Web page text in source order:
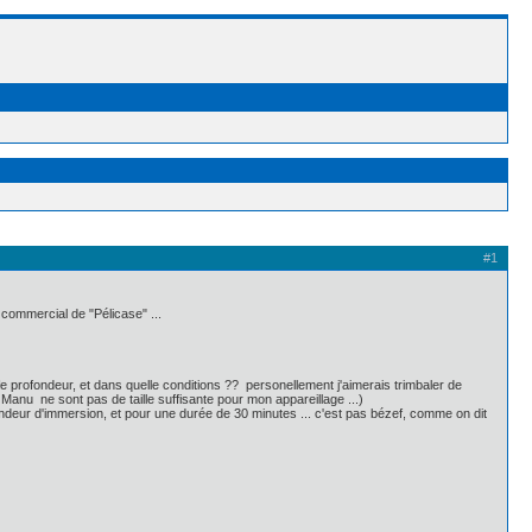
#1
de "Pélicase" ...
et dans quelle conditions ?? personellement j'aimerais trimbaler de
ne sont pas de taille suffisante pour mon appareillage ...)
d'immersion, et pour une durée de 30 minutes ... c'est pas bézef, comme on dit